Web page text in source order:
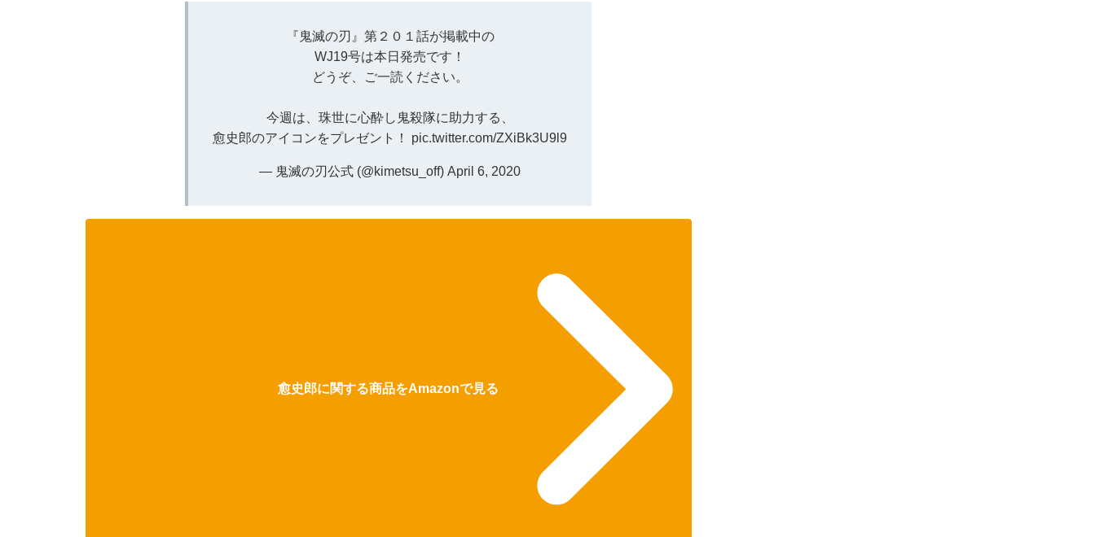
『鬼滅の刃』第２０１話が掲載中の
WJ19号は本日発売です！
どうぞ、ご一読ください。
今週は、珠世に心酔し鬼殺隊に助力する、
愈史郎のアイコンをプレゼント！ pic.twitter.com/ZXiBk3U9l9
— 鬼滅の刃公式 (@kimetsu_off) April 6, 2020
愈史郎に関する商品をAmazonで見る